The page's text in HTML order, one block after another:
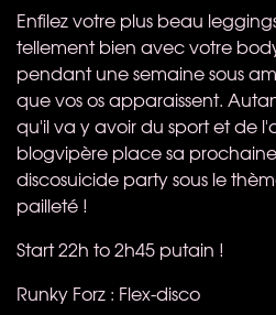
Enfilez votre plus beau
tellement bien avec votre
pendant une semaine sous
que vos os apparaissent.
qu'il va y avoir du sport et de
blogvipère place sa
discosuicide party sous le
pailleté !
Start 22h to 2h45 putain !
Runky Forz : Flex-disco